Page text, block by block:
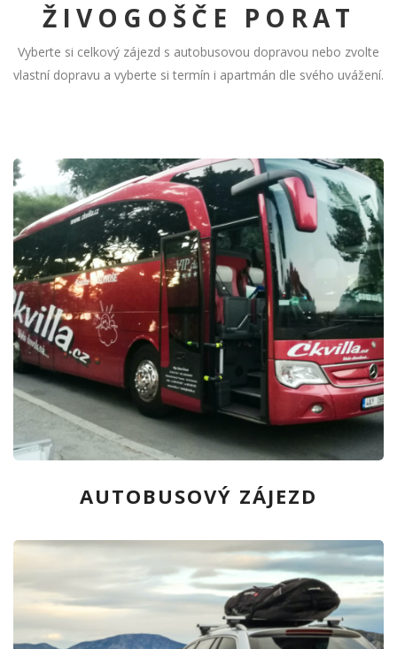
ŽIVOGOŠČE PORAT
Vyberte si celkový zájezd s autobusovou dopravou nebo zvolte
vlastní dopravu a vyberte si termín i apartmán dle svého uvážení.
AUTOBUSOVÝ ZÁJEZD